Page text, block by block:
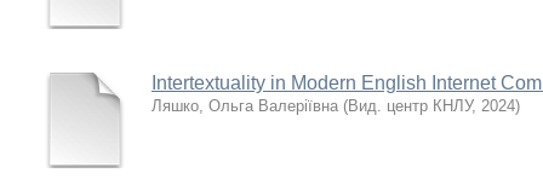
Intertextuality in Modern English Internet
Ляшко, Ольга Валеріївна (Вид. центр КНЛУ, 2024)